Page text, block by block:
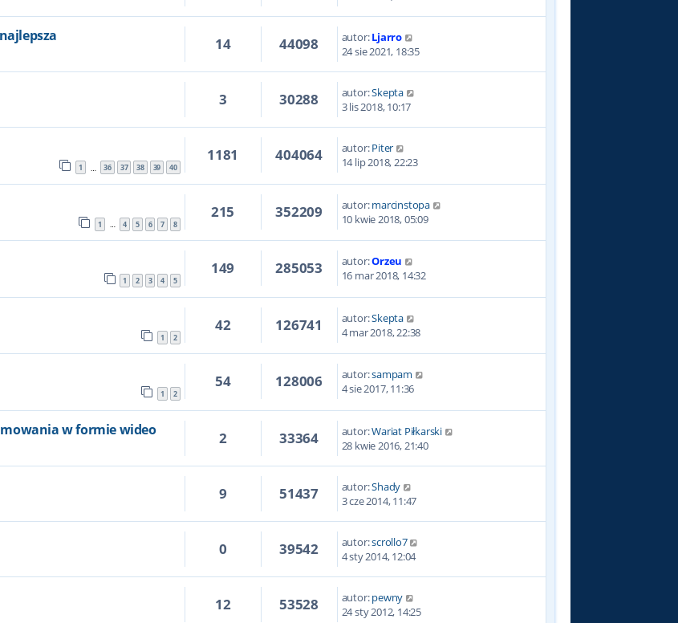
14 44098 autor:Ljarro
24 sie 2021, 18:35
3 30288 autor:Skepta
3 lis 2018, 10:17
1 … 36 37 38 39 40
1181 404064 autor:Piter
14 lip 2018, 22:23
1 … 4 5 6 7 8
215 352209 autor:marcinstopa
10 kwie 2018, 05:09
1 2 3 4 5
149 285053 autor:Orzeu
16 mar 2018, 14:32
1 2
42 126741 autor:Skepta
4 mar 2018, 22:38
1 2
54 128006 autor:sampam
4 sie 2017, 11:36
w formie wideo 2 33364 autor:Wariat Piłkarski
28 kwie 2016, 21:40
9 51437 autor:Shady
3 cze 2014, 11:47
0 39542 autor:scrollo7
4 sty 2014, 12:04
12 53528 autor:pewny
24 sty 2012, 14:25